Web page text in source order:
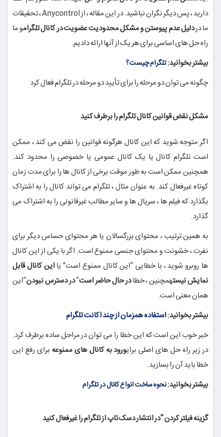
دارید ، پس دیگر نگران نباشید. در این مقاله ، از Anycontrol ، تحقیقات
ما دردلیل عدم پیوستن و مشکل محدودیتعضویت در کانال تلگرامو ما
راه حل های اساسی برای هر یک از آنها ارائه دادیم.
بیشتر بخوانید:تلگرام چیست؟
چگونه می توان دو مرحله را برای تأیید دو مرحله در تلگرام فعال کرد
مشکل نقض قوانین کانال تلگرام را برطرف کنید
اگر متوجه شوید که این کانال هرگونه قوانین را نقض می کند ، ممکن
است تلگرام کانال یا یک کانال عمومی یا خصوصی را محدود کند.
همچنین ممکن است به طور موقت برخی از کانال ها را برای مدت زمان
کوتاه غیرفعال کند. به عنوان مثال ، تلگرام می تواند کانال را به اشتراک
بگذارد که فیلم ها ، سریال ها و سایر مطالب غیرقانونی را به اشتراک می
گذارد.
به همین ترتیب ، محتوای بزرگسالان یا هر محتوای حساس دیگر برای
نفرت ، خشونت و محتوای جنسی ممنوع است. اگر با یکی از این کانال
ها روبرو شوید ، با خطایی “این کانال ممنوع است” یااین کانال قابل
نمایش نیستهمچنین ، خطادر حال حاضر است“در دسترس نبودن“این
همان معنی است.
بیشتر بخوانید:استفاده همزمان از چند اکانت تلگرام
خبر خوب این است که این خطا را می توان در مراحل ساده برطرف کرد.
در زیر راه حل های اصلی برایورود به کانال های ممنوعه برای رفع این
خطا باید آن را بسازید.
بیشتر بخوانید:نحوه ساخت انواع کانال در تلگرام
گزینه فیلتر کردن “در انتشار دسک تاپ از تلگرام را غیرفعال کنید